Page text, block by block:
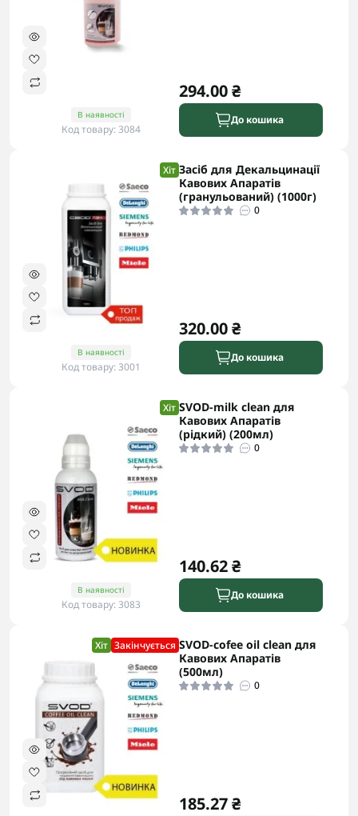
В наявності
Код товару: 3084
294.00 ₴
До кошика
Хіт
В наявності
Код товару: 3001
Засіб для Декальцинації
Кавових Апаратів
(гранульований) (1000г)
0
320.00 ₴
До кошика
Хіт
В наявності
Код товару: 3083
SVOD-milk clean для
Кавових Апаратів
(рідкий) (200мл)
0
140.62 ₴
До кошика
Хіт Закінчується SVOD-cofee oil clean для
Кавових Апаратів
(500мл)
0
185.27 ₴